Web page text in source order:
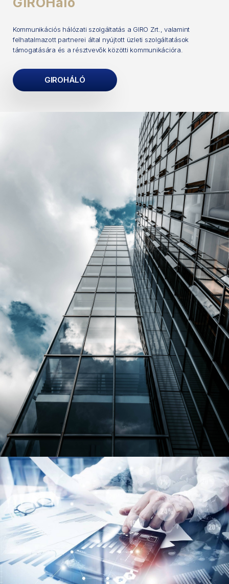
Kommunikációs hálózati szolgáltatás a GIRO Zrt., valamint
felhatalmazott partnerei által nyújtott üzleti szolgáltatások
támogatására és a résztvevők közötti kommunikációra.
GIROHÁLÓ